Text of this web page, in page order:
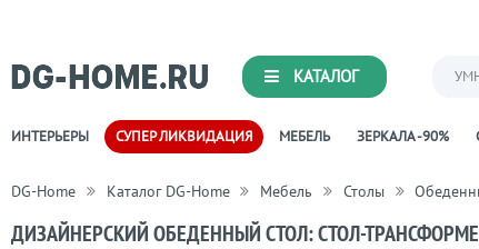
КАТАЛОГ
ИНТЕРЬЕРЫ СУПЕР ЛИКВИДАЦИЯ МЕБЕЛЬ ЗЕРКАЛА -90%
DG-Home Каталог DG-Home Мебель Столы
ДИЗАЙНЕРСКИЙ ОБЕДЕННЫЙ СТОЛ: СТОЛ-